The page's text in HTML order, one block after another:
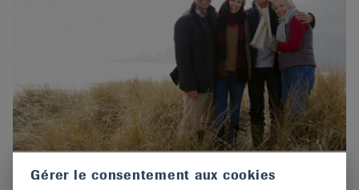
Gérer le consentement aux cookies